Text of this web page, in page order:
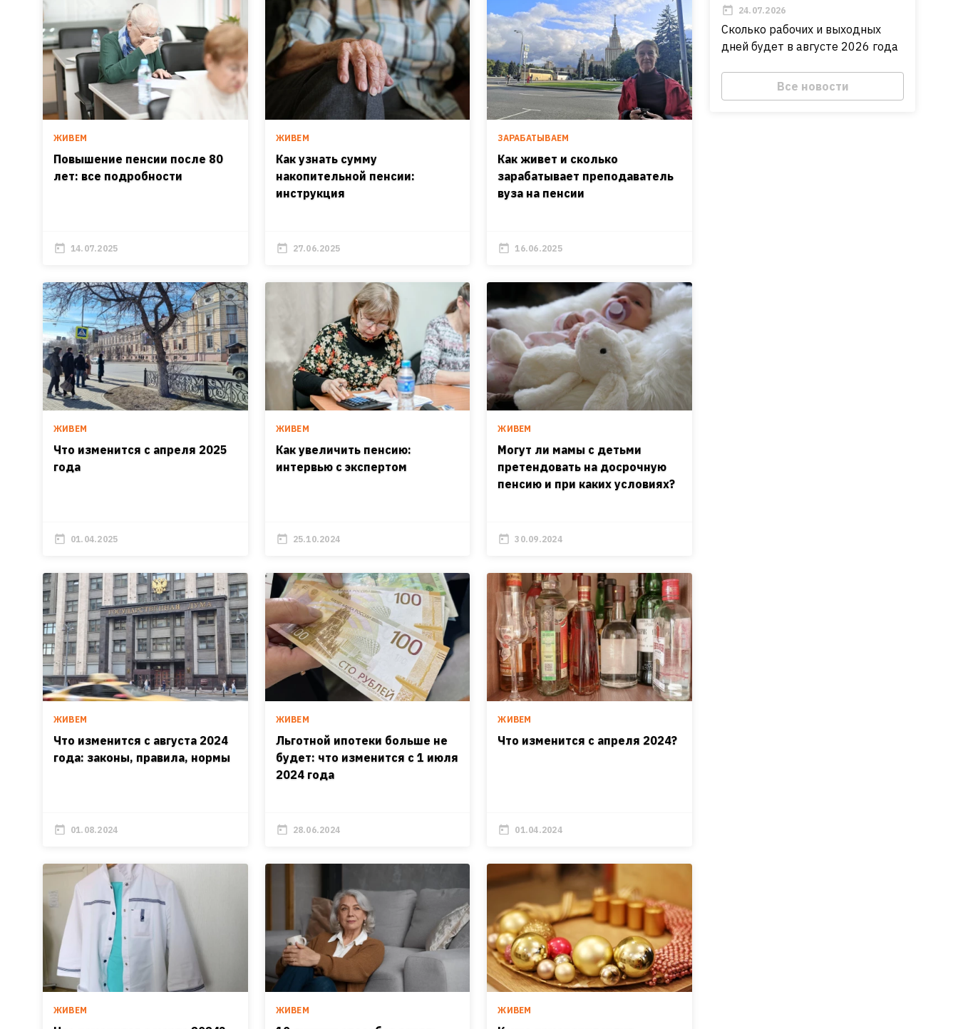
ЖИВЕМ
Повышение пенсии после 80
лет: все подробности
14.07.2025
ЖИВЕМ
Как узнать сумму
накопительной пенсии:
инструкция
27.06.2025
ЗАРАБАТЫВАЕМ
Как живет и сколько
зарабатывает преподаватель
вуза на пенсии
16.06.2025
ЖИВЕМ
Что изменится с апреля 2025
года
01.04.2025
ЖИВЕМ
Как увеличить пенсию:
интервью с экспертом
25.10.2024
ЖИВЕМ
Могут ли мамы с детьми
претендовать на досрочную
пенсию и при каких условиях?
30.09.2024
ЖИВЕМ
Что изменится с августа 2024
года: законы, правила, нормы
01.08.2024
ЖИВЕМ
Льготной ипотеки больше не
будет: что изменится с 1 июля
2024 года
28.06.2024
ЖИВЕМ
Что изменится с апреля 2024?
01.04.2024
ЖИВЕМ ЖИВЕМ ЖИВЕМ
24.07.2026
Сколько рабочих и выходных
дней будет в августе 2026 года
Все новости